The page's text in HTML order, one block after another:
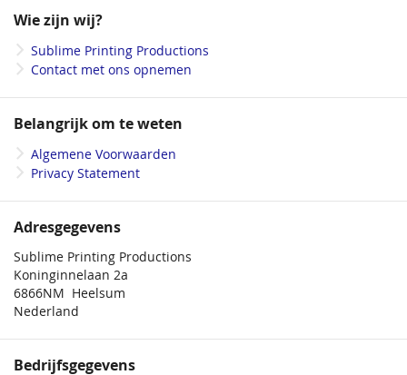
nieuwsbrief
Wie zijn wij?
Sublime Printing Productions
Contact met ons opnemen
Belangrijk om te weten
Algemene Voorwaarden
Privacy Statement
Adresgegevens
Sublime Printing Productions
Koninginnelaan 2a
6866NM Heelsum
Nederland
Bedrijfsgegevens